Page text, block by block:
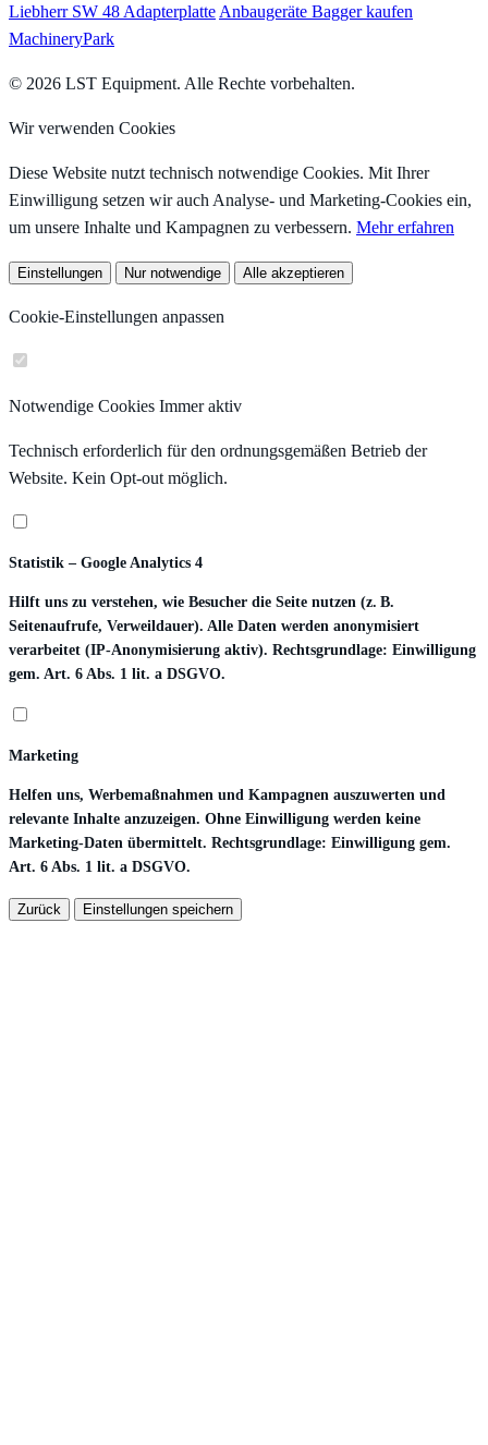
Liebherr SW 48 Adapterplatte Anbaugeräte Bagger kaufen
MachineryPark
© 2026 LST Equipment. Alle Rechte vorbehalten.
Wir verwenden Cookies
Diese Website nutzt technisch notwendige Cookies. Mit Ihrer
Einwilligung setzen wir auch Analyse- und Marketing-Cookies ein,
um unsere Inhalte und Kampagnen zu verbessern. Mehr erfahren
Einstellungen Nur notwendige Alle akzeptieren
Cookie-Einstellungen anpassen
Notwendige Cookies Immer aktiv
Technisch erforderlich für den ordnungsgemäßen Betrieb der
Website. Kein Opt-out möglich.
Statistik – Google Analytics 4
Hilft uns zu verstehen, wie Besucher die Seite nutzen (z. B.
Seitenaufrufe, Verweildauer). Alle Daten werden anonymisiert
verarbeitet (IP-Anonymisierung aktiv). Rechtsgrundlage: Einwilligung
gem. Art. 6 Abs. 1 lit. a DSGVO.
Marketing
Helfen uns, Werbemaßnahmen und Kampagnen auszuwerten und
relevante Inhalte anzuzeigen. Ohne Einwilligung werden keine
Marketing-Daten übermittelt. Rechtsgrundlage: Einwilligung gem.
Art. 6 Abs. 1 lit. a DSGVO.
Zurück Einstellungen speichern